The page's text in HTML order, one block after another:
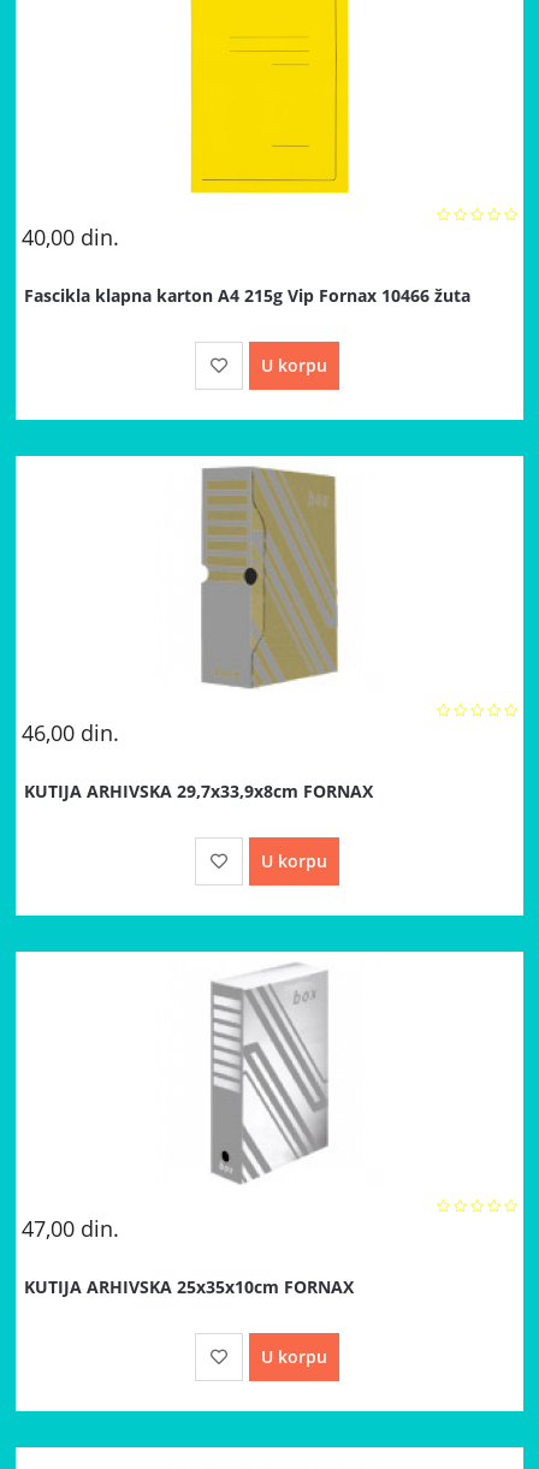
40,00 din.
Fascikla klapna karton A4 215g Vip Fornax 10466 žuta
U korpu
46,00 din.
KUTIJA ARHIVSKA 29,7x33,9x8cm FORNAX
U korpu
47,00 din.
KUTIJA ARHIVSKA 25x35x10cm FORNAX
U korpu